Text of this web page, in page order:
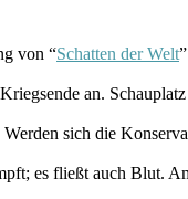
von “Schatten der Welt
an.
sich die
es fließt auch Blut.